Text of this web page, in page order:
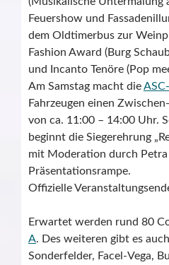
Feuershow und
dem Oldtimerbus zur
Fashion Award (Burg
und Incanto Tenöre (Pop
Am Samstag macht die
Fahrzeugen einen
von ca. 11:00 – 14:00 Uhr.
beginnt die Siegerehrung
mit Moderation durch
Präsentationsrampe.
Offizielle
Erwartet werden rund 80
A. Des weiteren gibt es
Sonderfelder, Facel-Vega,